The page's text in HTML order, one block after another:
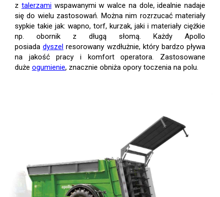
z talerzamiwspawanymi w walce na dole, idealnie nadaje
się do wielu zastosowań. Można nim rozrzucać materiały
sypkie takie jak: wapno, torf, kurzak, jaki i materiały ciężkie
np. obornik z długą słomą. Każdy Apollo
posiadadyszel resorowany wzdłużnie, który bardzo pływa
na jakość pracy i komfort operatora. Zastosowane
duże ogumienie, znacznie obniża opory toczenia na polu.